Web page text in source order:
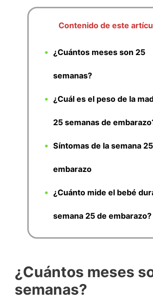
Contenido de este
¿Cuántos meses son 25
semanas?
¿Cuál es el peso de la
25 semanas de
Síntomas de la semana
embarazo
¿Cuánto mide el bebé
semana 25 de embarazo?
¿Cuántos meses
semanas?